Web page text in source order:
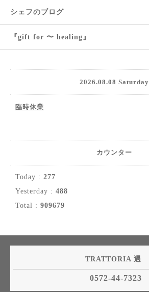
シェフのブログ
『gift for 〜 healing』
2026.08.08 Saturday
臨時休業
カウンター
Today : 277
Yesterday : 488
Total : 909679
TRATTORIA 遇
0572-44-7323